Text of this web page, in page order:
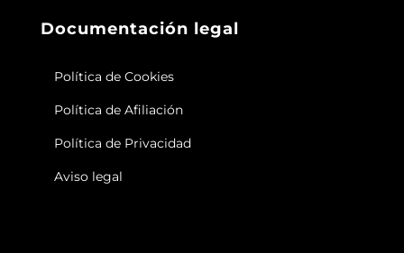
Documentación legal
Política de Cookies
Política de Afiliación
Política de Privacidad
Aviso legal